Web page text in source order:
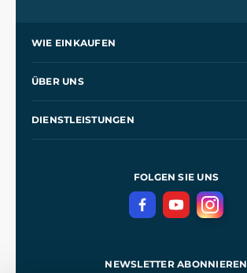
WIE EINKAUFEN
Kontakt
ÜBER UNS
DIENSTLEISTUNGEN
GeschäftsbedingungenFOLGEN SIE UNS
NEWSLETTER ABONNIEREN